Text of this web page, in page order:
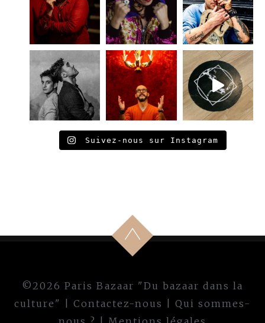
Suivez-nous sur Instagram
©2026 Paris Bazaar "Du bazaar dans la
culture" | Contactez-nous
Qui sommes-